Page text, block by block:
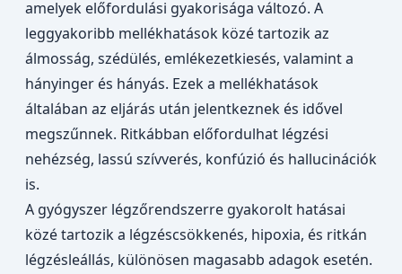
amelyek előfordulási gyakorisága változó. A
leggyakoribb mellékhatások közé tartozik az
álmosság, szédülés, emlékezetkiesés, valamint a
hányinger és hányás. Ezek a mellékhatások
általában az eljárás után jelentkeznek és idővel
megszűnnek. Ritkábban előfordulhat légzési
nehézség, lassú szívverés, konfúzió és hallucinációk
is.
A gyógyszer légzőrendszerre gyakorolt hatásai
közé tartozik a légzéscsökkenés, hipoxia, és ritkán
légzésleállás, különösen magasabb adagok esetén.